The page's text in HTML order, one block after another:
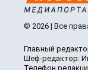
© 2026 | Все
Главный
Шеф-редактор:
Телефон